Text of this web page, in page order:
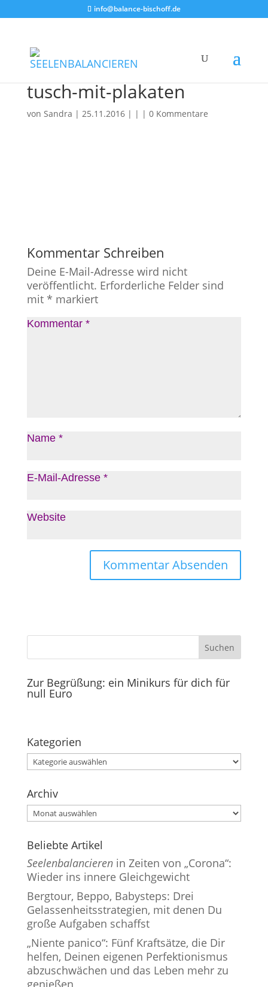
info@balance-bischoff.de
tusch-mit-plakaten
von Sandra | 25.11.2016| | | 0 Kommentare
Kommentar Schreiben
Deine E-Mail-Adresse wird nicht
veröffentlicht. Erforderliche Felder sind
mit * markiert
Kommentar *
Name *
E-Mail-Adresse *
Website
Zur Begrüßung: ein Minikurs für dich für
null Euro
Kategorien
Kategorien
Archiv
Archiv
Beliebte Artikel
Seelenbalancierenin Zeiten von „Corona“:
Wieder ins innere Gleichgewicht
Bergtour, Beppo, Babysteps: Drei
Gelassenheitsstrategien, mit denen Du
große Aufgaben schaffst
„Niente panico“: Fünf Kraftsätze, die Dir
helfen, Deinen eigenen Perfektionismus
abzuschwächen und das Leben mehr zu
genießen